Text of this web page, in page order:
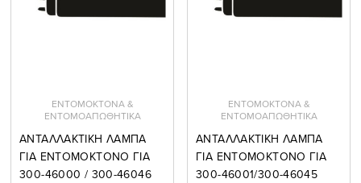
ΕΝΤΟΜΟΚΤΟΝΑ &
ΕΝΤΟΜΟΑΠΩΘΗΤΙΚΑ
ΑΝΤΑΛΛΑΚΤΙΚΗ ΛΑΜΠΑ
ΓΙΑ ΕΝΤΟΜΟΚΤΟΝΟ ΓΙΑ
300-46000 / 300-46046
ΕΝΤΟΜΟΚΤΟΝΑ &
ΕΝΤΟΜΟΑΠΩΘΗΤΙΚΑ
ΑΝΤΑΛΛΑΚΤΙΚΗ ΛΑΜΠΑ
ΓΙΑ ΕΝΤΟΜΟΚΤΟΝΟ ΓΙΑ
300-46001/300-46045